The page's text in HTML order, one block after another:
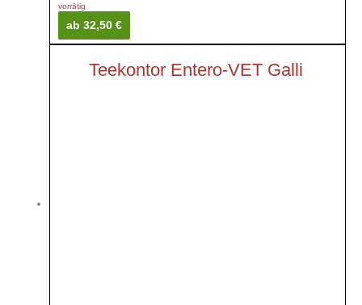
vorrätig
ab 32,50 €
Teekontor Entero-VET Galli